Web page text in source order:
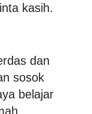
kasih.
dan
sosok
belajar